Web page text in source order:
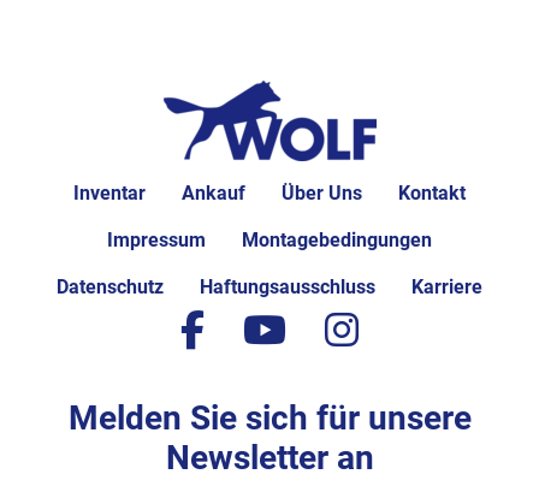
Inventar Ankauf Über Uns Kontakt
Impressum Montagebedingungen
Datenschutz Haftungsausschluss Karriere
facebook
youtubeinstagram
Melden Sie sich für unsere
Newsletter an